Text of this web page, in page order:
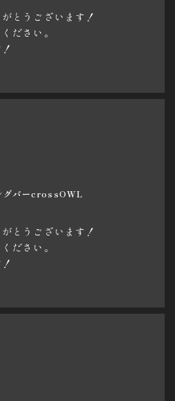
とうございます！
ださい。
グバーcrossOWL
とうございます！
ださい。